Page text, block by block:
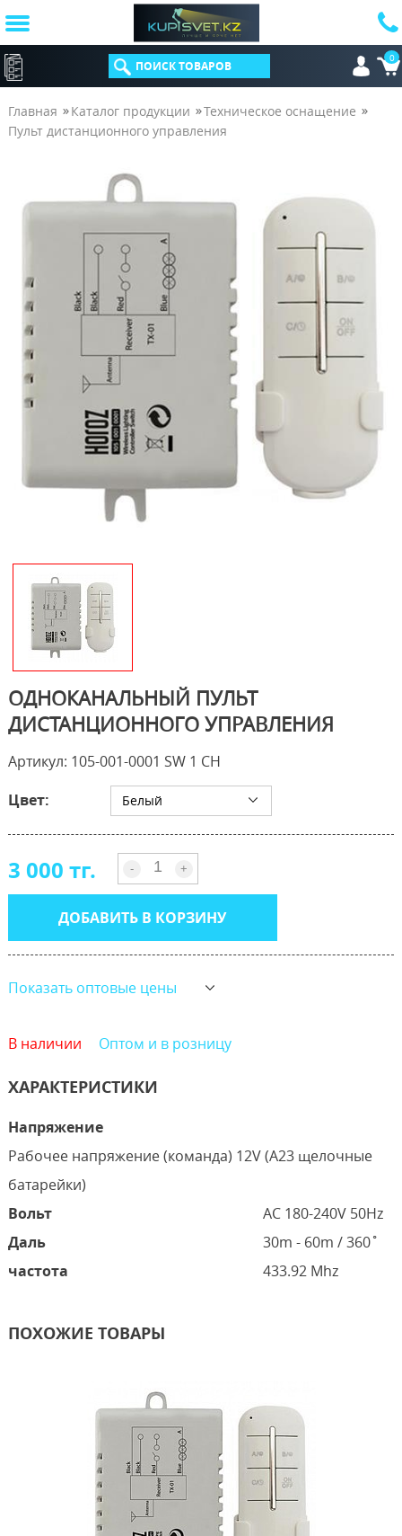
КАТАЛОГ 0
Главная Каталог продукции
Техническое оснащение
Пульт дистанционного управления
ОДНОКАНАЛЬНЫЙ ПУЛЬТ
ДИСТАНЦИОННОГО УПРАВЛЕНИЯ
Артикул: 105-001-0001 SW 1 CH
Цвет:
Белый
3 000 тг. - +
ДОБАВИТЬ В КОРЗИНУ
Показать оптовые цены
В наличии Оптом и в розницу
ХАРАКТЕРИСТИКИ
Напряжение
Рабочее напряжение (команда) 12V (A23 щелочные
батарейки)
Вольт
AC 180-240V 50Hz
Даль
30m - 60m / 360˚
частота
433.92 Mhz
ПОХОЖИЕ ТОВАРЫ